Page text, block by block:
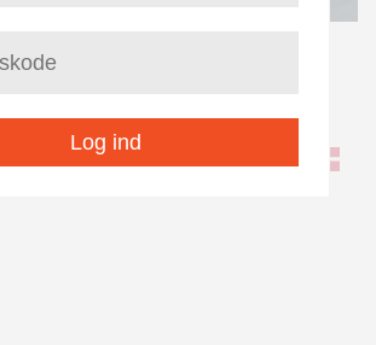
Illoqarfiit nunaqarfiillu pilersaarutaat
Log ind